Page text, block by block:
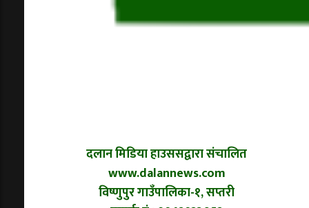
दलान मिडिया हाउससद्वारा संचालित
www.dalannews.com
विष्णुपुर गाउँपालिका-१, सप्तरी